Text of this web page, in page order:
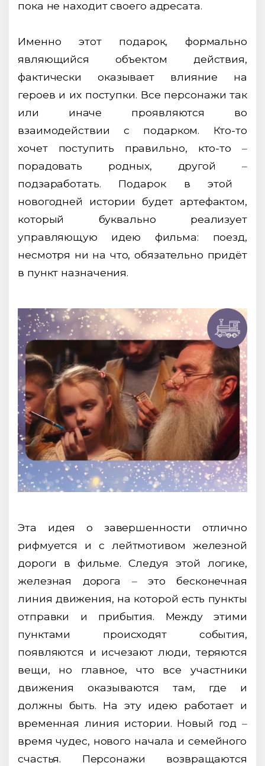
пока не находит своего адресата.
Именно этот подарок, формально
являющийся объектом действия,
фактически оказывает влияние на
героев и их поступки. Все персонажи так
или иначе проявляются во
взаимодействии с подарком. Кто-то
хочет поступить правильно, кто-то–
порадовать родных, другой–
подзаработать. Подарок в этой
новогодней истории будет артефактом,
который буквально реализует
управляющую идею фильма: поезд,
несмотря ни на что, обязательно придёт
в пункт назначения.
Эта идея о завершенности отлично
рифмуется и с лейтмотивом железной
дороги в фильме. Следуя этой логике,
железная дорога –это бесконечная
линия движения, на которой есть пункты
отправки и прибытия. Между этими
пунктами происходят события,
появляются и исчезают люди, теряются
вещи, но главное, что все участники
движения оказываются там, где и
должны быть. На эту идею работает и
временная линия истории. Новый год–
время чудес, нового начала и семейного
счастья. Персонажи возвращаются